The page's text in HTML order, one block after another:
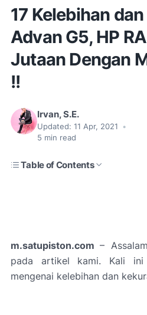
17 Kelebihan
Advan G5, HP
Jutaan Dengan
!!
Irvan, S.E.
Updated: 11 Apr, 2021
•
5 min read
Table of Contents
m.satupiston.com–
pada artikel kami. Kali ini
mengenai kelebihan dan